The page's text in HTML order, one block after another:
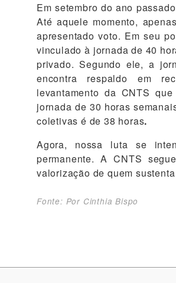
Em setembro do ano
Até aquele momento,
apresentado voto. Em seu
vinculado à jornada de 40
privado. Segundo ele, a
encontra respaldo em
levantamento da CNTS
jornada de 30 horas
coletivas é de 38 horas.
Agora, nossa luta se
permanente. A CNTS
valorização de quem
Fonte: Por Cinthia Bispo